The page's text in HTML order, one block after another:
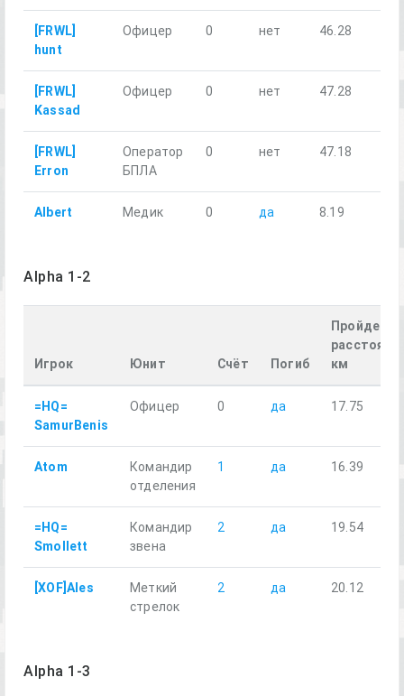
[FRWL]
hunt
Офицер 0 нет 46.28
[FRWL]
Kassad
Офицер 0 нет 47.28
[FRWL]
Erron
Оператор
БПЛА
0 нет 47.18
Albert Медик 0 да 8.19
Alpha 1-2
Игрок Юнит Счёт Погиб
км
=HQ=
SamurBenis
Офицер 0 да 17.75
Atom
Командир
отделения
1 да 16.39
=HQ=
Smollett
Командир
звена
2 да 19.54
[XOF]Ales
Меткий
стрелок
2 да 20.12
Alpha 1-3